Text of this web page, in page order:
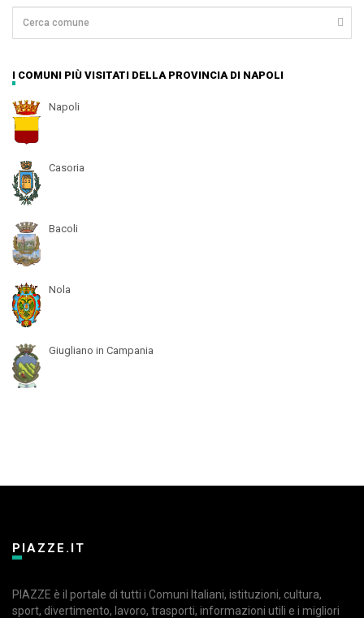
I COMUNI PIÙ VISITATI DELLA PROVINCIA DI NAPOLI
Napoli
Casoria
Bacoli
Nola
Giugliano in Campania
PIAZZE.IT
PIAZZE è il portale di tutti i Comuni Italiani, istituzioni, cultura,
sport, divertimento, lavoro, trasporti, informazioni utili e i migliori